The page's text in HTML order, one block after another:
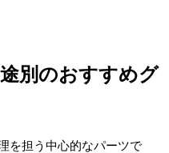
別のおすすめグ
を担う中心的なパーツで